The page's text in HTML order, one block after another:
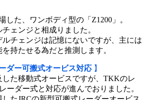
した、ワンボディ型の「Z1200」。
ェンジと相成りました。
ルチェンジは記憶にないですが、主には
持たせる為だと推測します。
ダー可搬式オービス対応 】
た移動式オービスですが、TKKのレ
ーダー式と対応が進んでおりました。